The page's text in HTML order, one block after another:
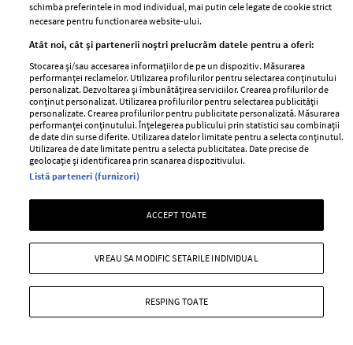
Fondul de ten: cele mai noi si inovatoare
formule ale sezonului
SEPHORA 26 octombrie 2017
Un aspect natural? Acoperire mare sau medie?
Rezistenta si protectie UV? Tu ce iti doresti de la noul tau
schimba preferintele in mod individual, mai putin cele legate de cookie strict
necesare pentru functionarea website-ului.
Atât noi, cât și partenerii noștri prelucrăm datele pentru a oferi:
Stocarea și/sau accesarea informațiilor de pe un dispozitiv. Măsurarea
performanței reclamelor. Utilizarea profilurilor pentru selectarea conținutului
personalizat. Dezvoltarea și îmbunătățirea serviciilor. Crearea profilurilor de
conținut personalizat. Utilizarea profilurilor pentru selectarea publicității
personalizate. Crearea profilurilor pentru publicitate personalizată. Măsurarea
performanței conținutului. Înțelegerea publicului prin statistici sau combinații
de date din surse diferite. Utilizarea datelor limitate pentru a selecta conținutul.
Utilizarea de date limitate pentru a selecta publicitatea. Date precise de
geolocație și identificarea prin scanarea dispozitivului.
Listă parteneri (furnizori)
ACCEPT TOATE
RESPING TOATE
VREAU SA MODIFIC SETARILE INDIVIDUAL